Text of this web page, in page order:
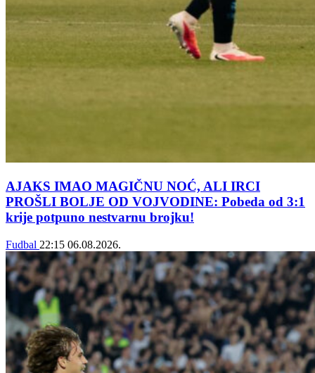
AJAKS IMAO MAGIČNU NOĆ, ALI IRCI
PROŠLI BOLJE OD VOJVODINE: Pobeda od 3:1
krije potpuno nestvarnu brojku!
Fudbal 22:15 06.08.2026.